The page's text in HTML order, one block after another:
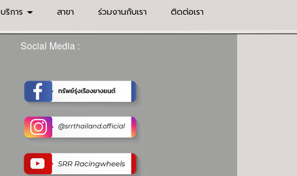
บริการ สาขา ร่วมงานกับเรา ติดต่อเรา
Social Media :